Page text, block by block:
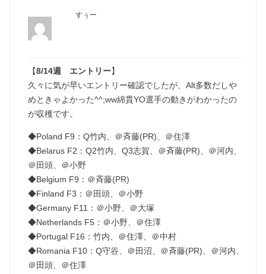
すぅー
【8/14週 エントリー】
久々に気が早いエントリー確認でしたが、Alt多数だしや
めときゃよかった^^;ww綿貫YO選手の動きがわかったの
が収穫です。
◆Poland F9：Q竹内、＠斉藤(PR)、＠住澤
◆Belarus F2：Q2竹内、Q3志賀、＠斉藤(PR)、＠河内、
＠田頭、＠小野
◆Belgium F9：＠斉藤(PR)
◆Finland F3：＠田頭、＠小野
◆Germany F11：＠小野、＠大塚
◆Netherlands F5：＠小野、＠住澤
◆Portugal F16：竹内、＠住澤、＠中村
◆Romania F10：Q守谷、＠田沼、＠斉藤(PR)、＠河内、
＠田頭、＠住澤